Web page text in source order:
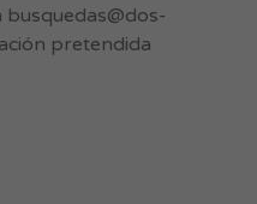
busquedas@dos-
pretendida